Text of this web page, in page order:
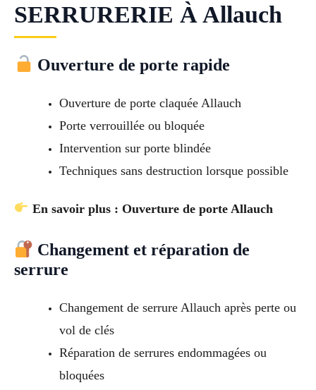
SERRURERIE À Allauch
Ouverture de porte rapide
Ouverture de porte claquée Allauch
Porte verrouillée ou bloquée
Intervention sur porte blindée
Techniques sans destruction lorsque possible
En savoir plus : Ouverture de porte Allauch
Changement et réparation de
serrure
Changement de serrure Allauch après perte ou
vol de clés
Réparation de serrures endommagées ou
bloquées